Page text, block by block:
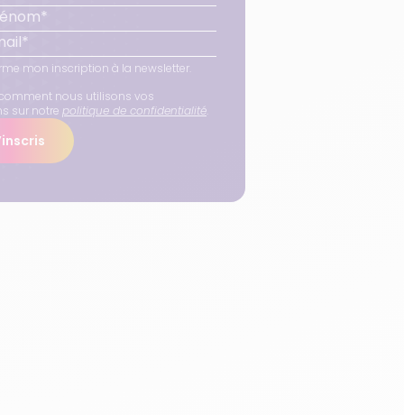
mon inscription à la newsletter.
nous utilisons vos
sur notre politique de confidentialité